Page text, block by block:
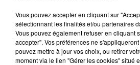
- Le festival Melting Potes revient
château de Bressuire (photo)
- La 32e édition du festival
monde à Airvault se tient
Vous pouvez accepter en cliquant sur
sélectionnant les finalités et/ou partenaires
Vous pouvez également refuser en cliquant
accepter". Vos préférences ne
pouvez mettre à jour vos choix, ou retirer
moment via le lien "Gérer les cookies" situé